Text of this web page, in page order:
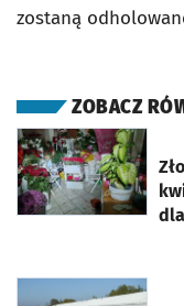
zostaną
ZOBACZ
dla
otworzy się w nowej
otworzy się w